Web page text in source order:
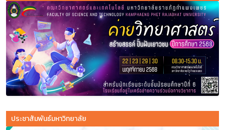
ประชาสัมพันธ์มหาวิทยาลัย